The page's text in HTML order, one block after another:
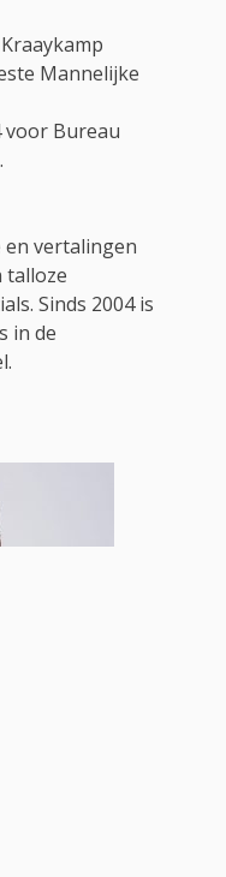
Mannelijke
voor Bureau
vertalingen
talloze
Sinds 2004 is
in de